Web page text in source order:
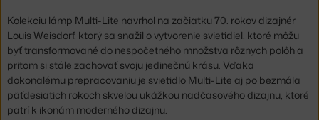
Kolekciu lámp Multi-Lite navrhol na začiatku 70. rokov dizajnér
Louis Weisdorf, ktorý sa snažil o vytvorenie svietidiel, ktoré môžu
byť transformované do nespočetného množstva rôznych polôh a
pritom si stále zachovať svoju jedinečnú krásu. Vďaka
dokonalému prepracovaniu je svietidlo Multi-Lite aj po bezmála
päťdesiatich rokoch skvelou ukážkou nadčasového dizajnu, ktoré
patrí k ikonám moderného dizajnu.